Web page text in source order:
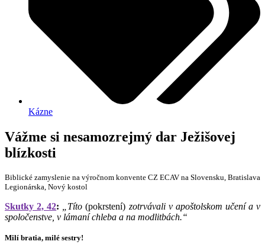
Kázne
Vážme si nesamozrejmý dar Ježišovej
blízkosti
Biblické zamyslenie na výročnom konvente CZ ECAV na Slovensku, Bratislava
Legionárska, Nový kostol
Skutky 2, 42: „Títo(pokrstení) zotrvávali v apoštolskom učení a v
spoločenstve, v lámaní chleba a na modlitbách.“
Milí bratia, milé sestry!